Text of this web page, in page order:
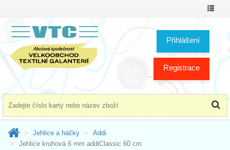
Přihlášení
Registrace
Jehlice a háčky
Addi
Jehlice kruhová 6 mm addiClassic 60 cm